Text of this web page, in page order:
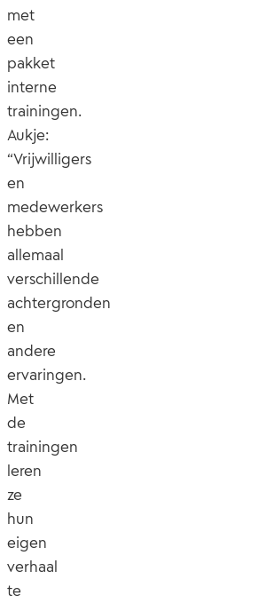
met
een
pakket
interne
trainingen.
Aukje:
“Vrijwilligers
en
medewerkers
hebben
allemaal
verschillende
achtergronden
en
andere
ervaringen.
Met
de
trainingen
leren
ze
hun
eigen
verhaal
te